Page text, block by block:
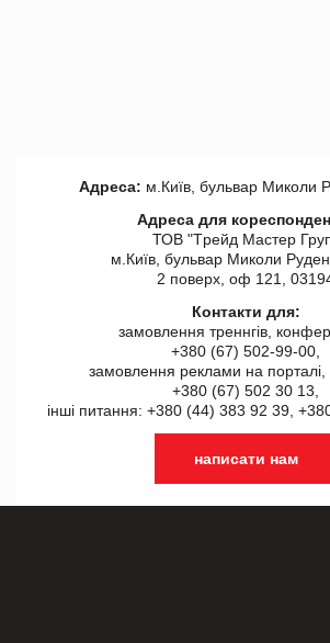
Адреса: м.Київ, бульвар Миколи
Адреса для
ТОВ "Tрейд Мастер
м.Київ, бульвар Миколи
2 поверх, оф 121,
Контакти для:
замовлення треннгів,
+380 (67) 502-99-00,
замовлення реклами на
+380 (67) 502 30 13,
інші питання: +380 (44) 383 92 39,
написати нам